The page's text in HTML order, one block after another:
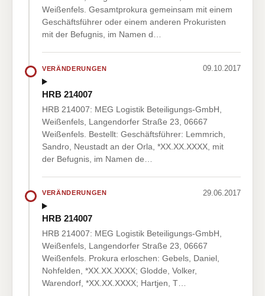
Weißenfels. Gesamtprokura gemeinsam mit einem
Geschäftsführer oder einem anderen Prokuristen
mit der Befugnis, im Namen d…
VERÄNDERUNGEN 09.10.2017
HRB 214007
HRB 214007: MEG Logistik Beteiligungs-GmbH,
Weißenfels, Langendorfer Straße 23, 06667
Weißenfels. Bestellt: Geschäftsführer: Lemmrich,
Sandro, Neustadt an der Orla, *XX.XX.XXXX, mit
der Befugnis, im Namen de…
VERÄNDERUNGEN 29.06.2017
HRB 214007
HRB 214007: MEG Logistik Beteiligungs-GmbH,
Weißenfels, Langendorfer Straße 23, 06667
Weißenfels. Prokura erloschen: Gebels, Daniel,
Nohfelden, *XX.XX.XXXX; Glodde, Volker,
Warendorf, *XX.XX.XXXX; Hartjen, T…